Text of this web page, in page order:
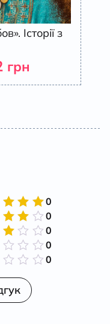
Історії з
грн
з 5
0
з
0
з
0
0
0